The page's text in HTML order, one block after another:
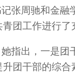
张周驰和金
团工作进行了
指出，一是团
团干部的综